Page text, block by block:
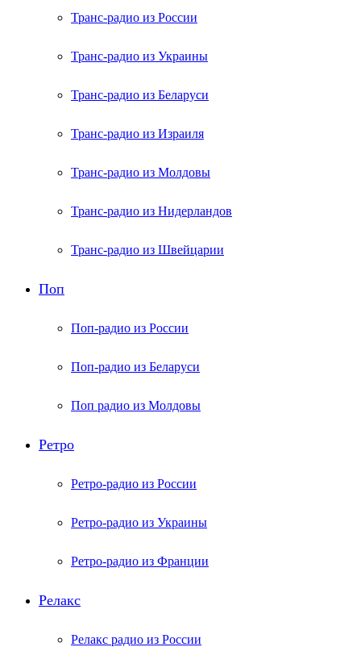
Транс-радио из России
Транс-радио из Украины
Транс-радио из Беларуси
Транс-радио из Израиля
Транс-радио из Молдовы
Транс-радио из Нидерландов
Транс-радио из Швейцарии
Поп
Поп-радио из России
Поп-радио из Беларуси
Поп радио из Молдовы
Ретро
Ретро-радио из России
Ретро-радио из Украины
Ретро-радио из Франции
Релакс
Релакс радио из России